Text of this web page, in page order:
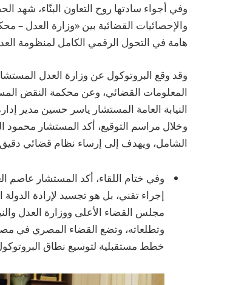
وفي أجواء سادتها روح التعاون البنّاء، شهد
والإحصائيات القضائية بين «وزارة العدل –
هامة في التحول الرقمي الكامل لمنظومة
وقد وقع البروتوكول عن وزارة العدل
المعلومات القضائي، وعن محكمة النقض
النيابة العامة المستشار ياسر حسين مدير
وخلال مراسم التوقيع، أكد المستشار محمود
الشامل، ويهدف إلى إرساء نظام قضائي دقيق
وفي ختام اللقاء، أكد المستشار
إجراء تقني، بل هو تجسيد لإرادة
مجلس القضاء الأعلى ووزارة العدل
وتطلعاته، وتضع القضاء المصري في
خطط مستقبلية لتوسيع نطاق